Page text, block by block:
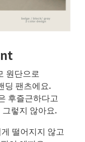
원단으로
딩 팬츠에요.
후즐근하다고
렇지 않아요.
떨어지지 않고